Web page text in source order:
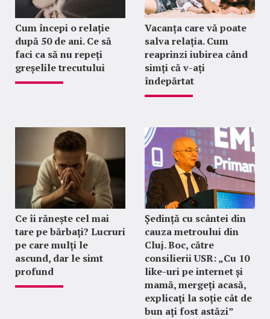
Cum începi o relație
după 50 de ani. Ce să
faci ca să nu repeți
greșelile trecutului
Vacanța care vă poate
salva relația. Cum
reaprinzi iubirea când
simți că v-ați
îndepărtat
Ce îi rănește cel mai
tare pe bărbați? Lucruri
pe care mulți le
ascund, dar le simt
profund
Ședință cu scântei din
cauza metroului din
Cluj. Boc, către
consilierii USR: „Cu 10
like-uri pe internet și
mamă, mergeți acasă,
explicați la soție cât de
bun ați fost astăzi”